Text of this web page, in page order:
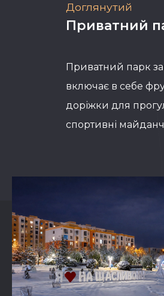
Доглянутий
Приватний
Приватний парк
включає в себе
доріжки для
спортивні